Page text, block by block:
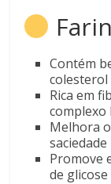
Contém
colesterol
Rica em
complexo
Melhora
saciedade
Promove
de glicose